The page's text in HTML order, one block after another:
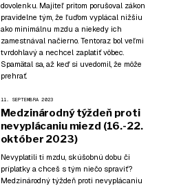
dovolenku. Majiteľ pritom porušoval zákon
pravidelne tým, že ľuďom vyplácal nižšiu
ako minimálnu mzdu a niekedy ich
zamestnával načierno. Tentoraz bol veľmi
tvrdohlavý a nechcel zaplatiť vôbec.
Spamätal sa, až keď si uvedomil, že môže
prehrať.
11. SEPTEMBRA 2023
Medzinárodný týždeň proti
nevyplácaniu miezd (16.-22.
október 2023)
Nevyplatili ti mzdu, skúšobnú dobu či
príplatky a chceš s tým niečo spraviť?
Medzinárodný týždeň proti nevyplácaniu